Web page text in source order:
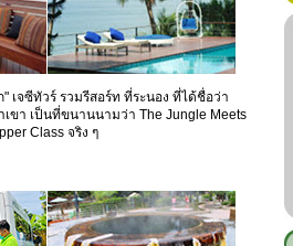
เจซีทัวร์ รวมรีสอร์ท ที่ระนอง ที่ได้ชื่อว่า
ขา เป็นที่ขนานนามว่า The Jungle Meets
Class จริง ๆ